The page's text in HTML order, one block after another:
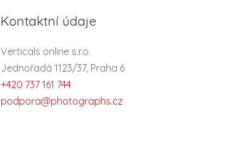
Kontaktní údaje
Verticals online s.r.o.
Jednořadá 1123/37, Praha 6
+420 737 161 744
podpora@photographs.cz